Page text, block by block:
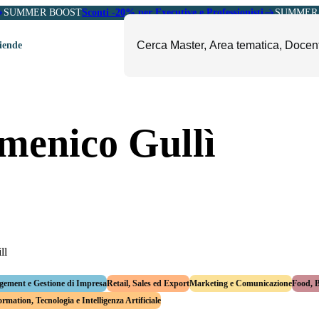
SUMMER BOOSTSconti -20% per Executive e Professionisti
e Soft Skills
Amministrazione
Ambiente
Fashion e Luxury
Gullì
e Gestione di ImpresaRetail, Sales ed ExportMarketing e ComunicazioneFood,
Tecnologia e Intelligenza Artificiale